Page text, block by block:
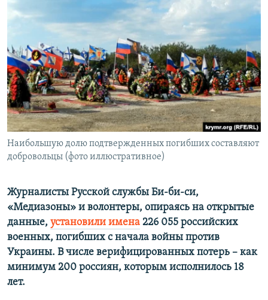
ПРОПАВШИЕ БЕЗ ВЕСТИ
ПОБЕДИТЕЛЕЙ НЕ СУДЯТ?
КРЫМ.НЕПОКОРЕННЫЙ
ELIFBE
УКРАИНСКАЯ ПРОБЛЕМА КРЫМА
Qırımtatar
Все сайты RFE/RL
Наибольшую долю подтвержденных погибших составляют
добровольцы (фото иллюстративное)
Журналисты Русской службы Би-би-си,
«Медиазоны» и волонтеры, опираясь на открытые
данные, установили имена 226 055 российских
военных, погибших с начала войны против
Украины. В числе верифицированных потерь – как
минимум 200 россиян, которым исполнилось 18
лет.